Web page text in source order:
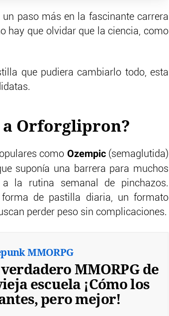
paso más en la fascinante carrera
hay que olvidar que la ciencia, como
que pudiera cambiarlo todo, esta
a Orforglipron?
como Ozempic(semaglutida)
suponía una barrera para muchos
la rutina semanal de pinchazos.
de pastilla diaria, un formato
perder peso sin complicaciones.
MMORPG
MMORPG de
escuela ¡Cómo los
pero mejor!